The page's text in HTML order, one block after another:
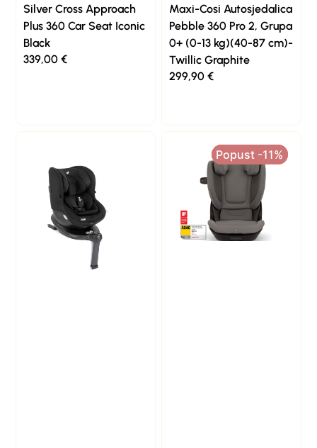
Silver Cross Approach
Plus 360 Car Seat Iconic
Black
339,00€
Maxi-Cosi Autosjedalica
Pebble 360 Pro 2, Grupa
0+ (0-13 kg)(40-87 cm)-
Twillic Graphite
299,90 €
Popust -11%
Popust -11%